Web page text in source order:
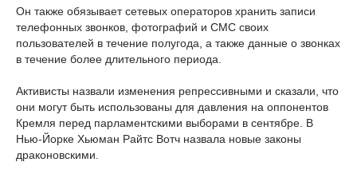
Он также обязывает сетевых операторов хранить записи
телефонных звонков, фотографий и СМС своих
пользователей в течение полугода, а также данные о звонках
в течение более длительного периода.
Активисты назвали изменения репрессивными и сказали, что
они могут быть использованы для давления на оппонентов
Кремля перед парламентскими выборами в сентябре. В
Нью-Йорке Хьюман Райтс Вотч назвала новые законы
драконовскими.